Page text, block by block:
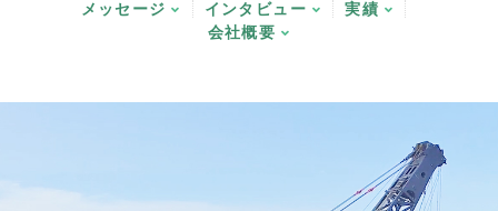
メッセージ インタビュー
実績
会社概要